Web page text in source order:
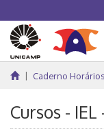
Caderno Horários
Cursos -